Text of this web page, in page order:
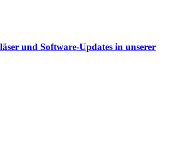
und Software-Updates in unserer